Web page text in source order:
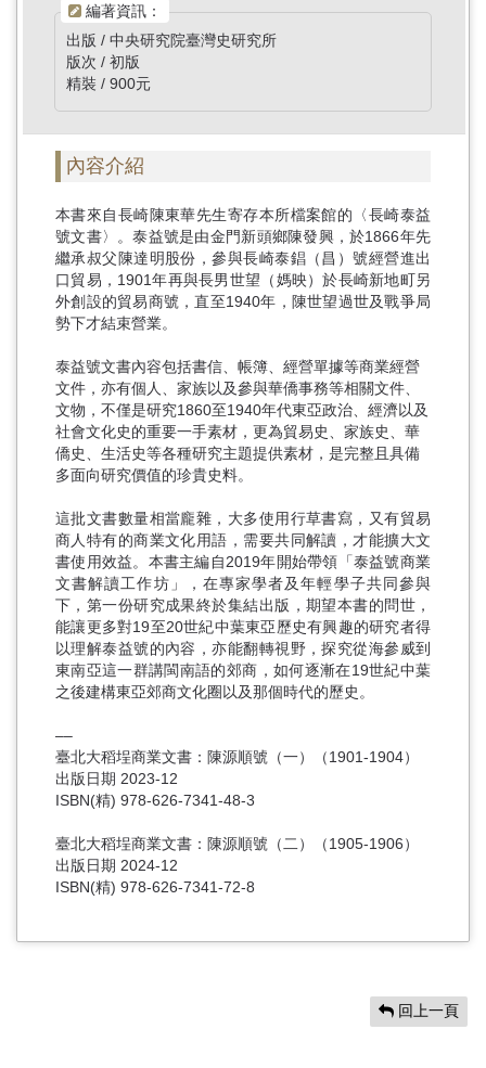
編著資訊：
出版 / 中央研究院臺灣史研究所
版次 / 初版
精裝 / 900元
內容介紹
本書來自長崎陳東華先生寄存本所檔案館的〈長崎泰益
號文書〉。泰益號是由金門新頭鄉陳發興，於1866年先
繼承叔父陳達明股份，參與長崎泰錩（昌）號經營進出
口貿易，1901年再與長男世望（媽映）於長崎新地町另
外創設的貿易商號，直至1940年，陳世望過世及戰爭局
勢下才結束營業。
泰益號文書內容包括書信、帳簿、經營單據等商業經營
文件，亦有個人、家族以及參與華僑事務等相關文件、
文物，不僅是研究1860至1940年代東亞政治、經濟以及
社會文化史的重要一手素材，更為貿易史、家族史、華
僑史、生活史等各種研究主題提供素材，是完整且具備
多面向研究價值的珍貴史料。
這批文書數量相當龐雜，大多使用行草書寫，又有貿易
商人特有的商業文化用語，需要共同解讀，才能擴大文
書使用效益。本書主編自2019年開始帶領「泰益號商業
文書解讀工作坊」，在專家學者及年輕學子共同參與
下，第一份研究成果終於集結出版，期望本書的問世，
能讓更多對19至20世紀中葉東亞歷史有興趣的研究者得
以理解泰益號的內容，亦能翻轉視野，探究從海參威到
東南亞這一群講閩南語的郊商，如何逐漸在19世紀中葉
之後建構東亞郊商文化圈以及那個時代的歷史。
––
臺北大稻埕商業文書：陳源順號（一）（1901-1904）
出版日期 2023-12
ISBN(精) 978-626-7341-48-3
臺北大稻埕商業文書：陳源順號（二）（1905-1906）
出版日期 2024-12
ISBN(精) 978-626-7341-72-8
回上一頁